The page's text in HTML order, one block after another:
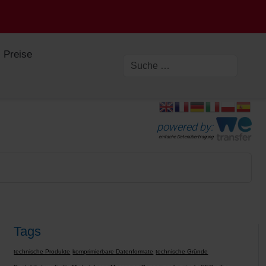
Preise
powered by:
einfache Datenübertragung
Tags
technische Produkte komprimierbare Datenformate technische Gründe